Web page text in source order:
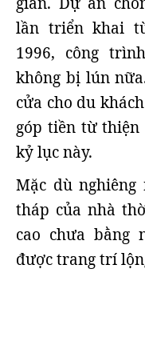
lần triển khai
1996, công
không bị lún
cửa cho du
góp tiền từ
kỷ lục này.
Mặc dù nghiêng
tháp của nhà
cao chưa bằng
được trang trí